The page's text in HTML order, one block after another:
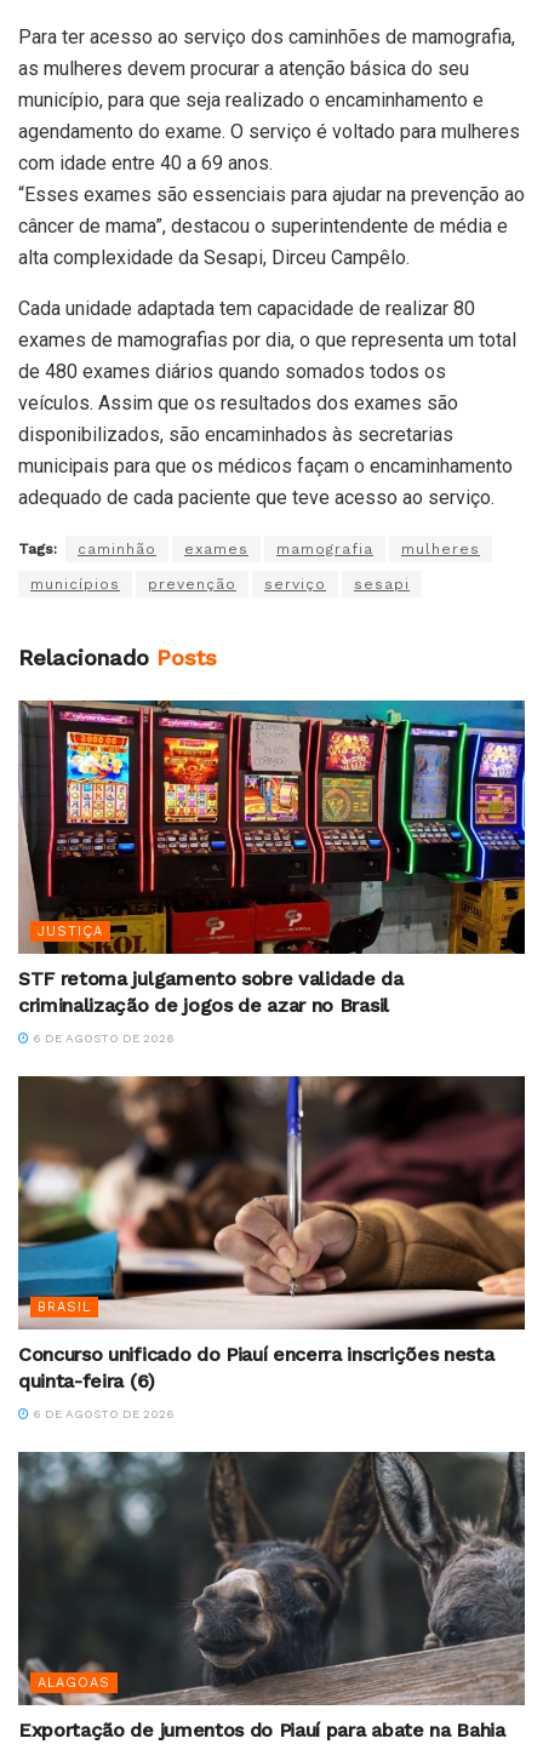
Para ter acesso ao serviço dos caminhões de mamografia,
as mulheres devem procurar a atenção básica do seu
município, para que seja realizado o encaminhamento e
agendamento do exame. O serviço é voltado para mulheres
com idade entre 40 a 69 anos.
“Esses exames são essenciais para ajudar na prevenção ao
câncer de mama”, destacou o superintendente de média e
alta complexidade da Sesapi, Dirceu Campêlo.
Cada unidade adaptada tem capacidade de realizar 80
exames de mamografias por dia, o que representa um total
de 480 exames diários quando somados todos os
veículos. Assim que os resultados dos exames são
disponibilizados, são encaminhados às secretarias
municipais para que os médicos façam o encaminhamento
adequado de cada paciente que teve acesso ao serviço.
Tags: caminhão exames mamografia mulheres
municípios prevenção serviço sesapi
Relacionado Posts
JUSTIÇA
STF retoma julgamento sobre validade da
criminalização de jogos de azar no Brasil
6 DE AGOSTO DE 2026
BRASIL
Concurso unificado do Piauí encerra inscrições nesta
quinta-feira (6)
6 DE AGOSTO DE 2026
ALAGOAS
Exportação de jumentos do Piauí para abate na Bahia